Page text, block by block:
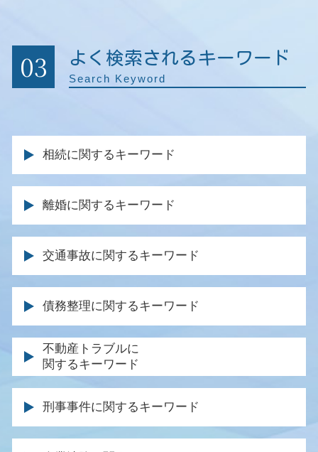
03 よく検索されるキーワード
Search Keyword
相続に関するキーワード
事業継承 相続
遺言 遺留分
退職金 相続
借金 遺産 相続
相続放棄 手続き
遺留分 侵害
遺留分侵害額請求権 時効
遺産分割協議 やり直し
遺言書 遺産分割協議書
相続人 弁護士
遺留分 権利者
離婚に関するキーワード
離婚協議書 効力
離婚 調停 親権
親権 とは
養育費 取り決め
離婚調停 慰謝料
親権 監護権 違い
離婚届 協議離婚
調停 不成立 裁判
財産分与 裁判
交通事故に関するキーワード
逸失利益 とは
後遺症 診断書
後遺障害 逸失利益
弁護士特約 過失割合
交通事故 通院費用
保険会社 対応
債務整理に関するキーワード
同時廃止 流れ
債務 種類
免責 破産
自己破産 費用
特定調停 手続
不動産トラブルに
関するキーワード
明け渡し 請求
家賃 滞納延滞金
強制執行 明け渡し
刑事事件に関するキーワード
被害届 取り下げ 示談